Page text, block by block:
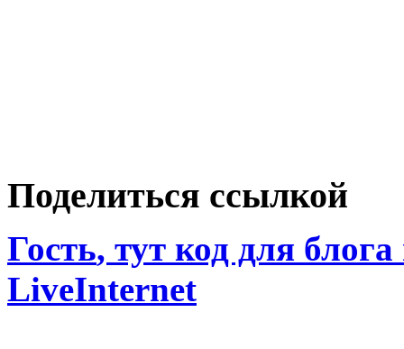
Поделиться ссылкой
Гость, тут код для
LiveInternet